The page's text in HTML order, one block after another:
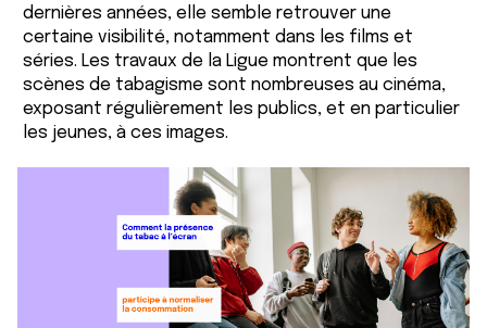
dernières années, elle semble retrouver une
certaine visibilité, notamment dans les films et
séries. Les travaux de la Ligue montrent que les
scènes de tabagisme sont nombreuses au cinéma,
exposant régulièrement les publics, et en particulier
les jeunes, à ces images.